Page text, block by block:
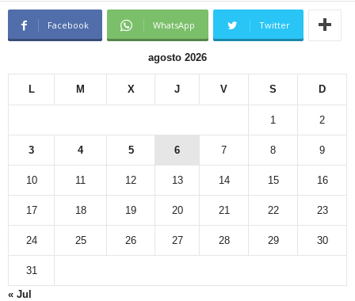
Facebook WhatsApp Twitter
agosto 2026
L M X J V S D
1 2
3 4 5 6 7 8 9
10 11 12 13 14 15 16
17 18 19 20 21 22 23
24 25 26 27 28 29 30
31
« Jul